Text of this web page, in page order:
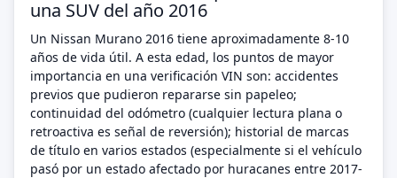
una SUV del año 2016
Un Nissan Murano 2016 tiene aproximadamente 8-10
años de vida útil. A esta edad, los puntos de mayor
importancia en una verificación VIN son: accidentes
previos que pudieron repararse sin papeleo;
continuidad del odómetro (cualquier lectura plana o
retroactiva es señal de reversión); historial de marcas
de título en varios estados (especialmente si el vehículo
pasó por un estado afectado por huracanes entre 2017-